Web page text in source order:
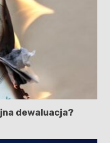
dewaluacja?